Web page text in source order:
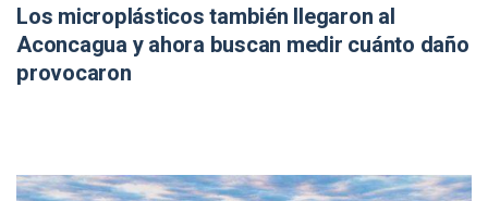
Los microplásticos también llegaron al
Aconcagua y ahora buscan medir cuánto daño
provocaron